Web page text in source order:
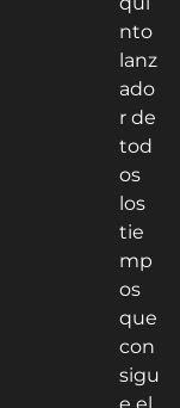
nto
lanz
ado
r de
tod
os
los
tie
mp
os
que
con
sigu